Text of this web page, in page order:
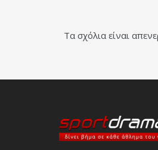
Τα σχόλια είναι